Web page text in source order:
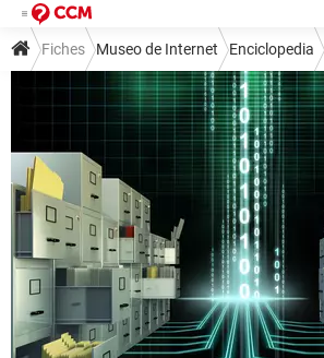
Fiches Museo de Internet Enciclopedia